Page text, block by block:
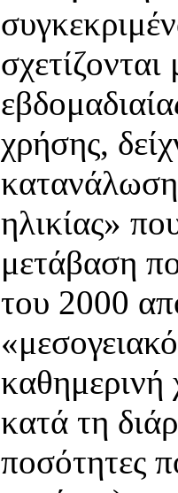
χρήσης,
ηλικίας»
μετάβαση
του 2000
καθημερινή
κατά τη
ποσότητες